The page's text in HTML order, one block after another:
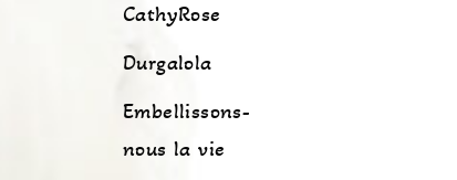
CathyRose
Durgalola
Embellissons-
nous la vie